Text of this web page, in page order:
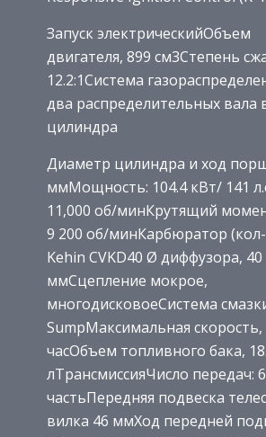
Запуск электрическийОбъем
двигателя, 899 см3Степень
12.2:1Система
два распределительных вала
цилиндра
Диаметр цилиндра и ход
ммМощность: 104.4 кВт/ 141
11,000 об/минКрутящий
9 200 об/минКарбюратор
Kehin CVKD40 Ø диффузора, 40
ммСцепление мокрое,
многодисковоеСистема
SumpМаксимальная
часОбъем топливного бака,
лТрансмиссияЧисло передач:
частьПередняя подвеска
вилка 46 ммХод передней